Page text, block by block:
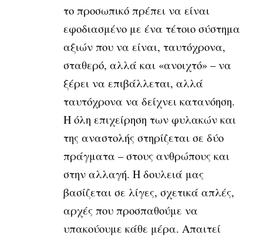
το προσωπικό πρέπει να είναι
εφοδιασμένο με ένα τέτοιο σύστημα
αξιών που να είναι, ταυτόχρονα,
σταθερό, αλλά και «ανοιχτό» – να
ξέρει να επιβάλλεται, αλλά
ταυτόχρονα να δείχνει κατανόηση.
Η όλη επιχείρηση των φυλακών και
της αναστολής στηρίζεται σε δύο
πράγματα – στους ανθρώπους και
στην αλλαγή. Η δουλειά μας
βασίζεται σε λίγες, σχετικά απλές,
αρχές που προσπαθούμε να
υπακούουμε κάθε μέρα. Απαιτεί